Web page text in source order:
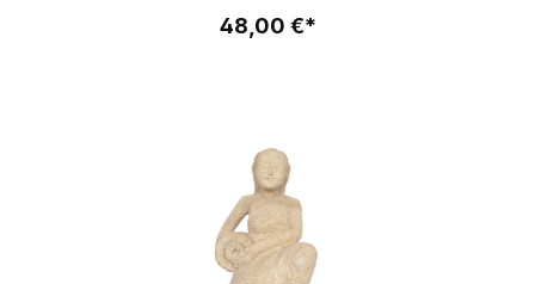
48,00 €*